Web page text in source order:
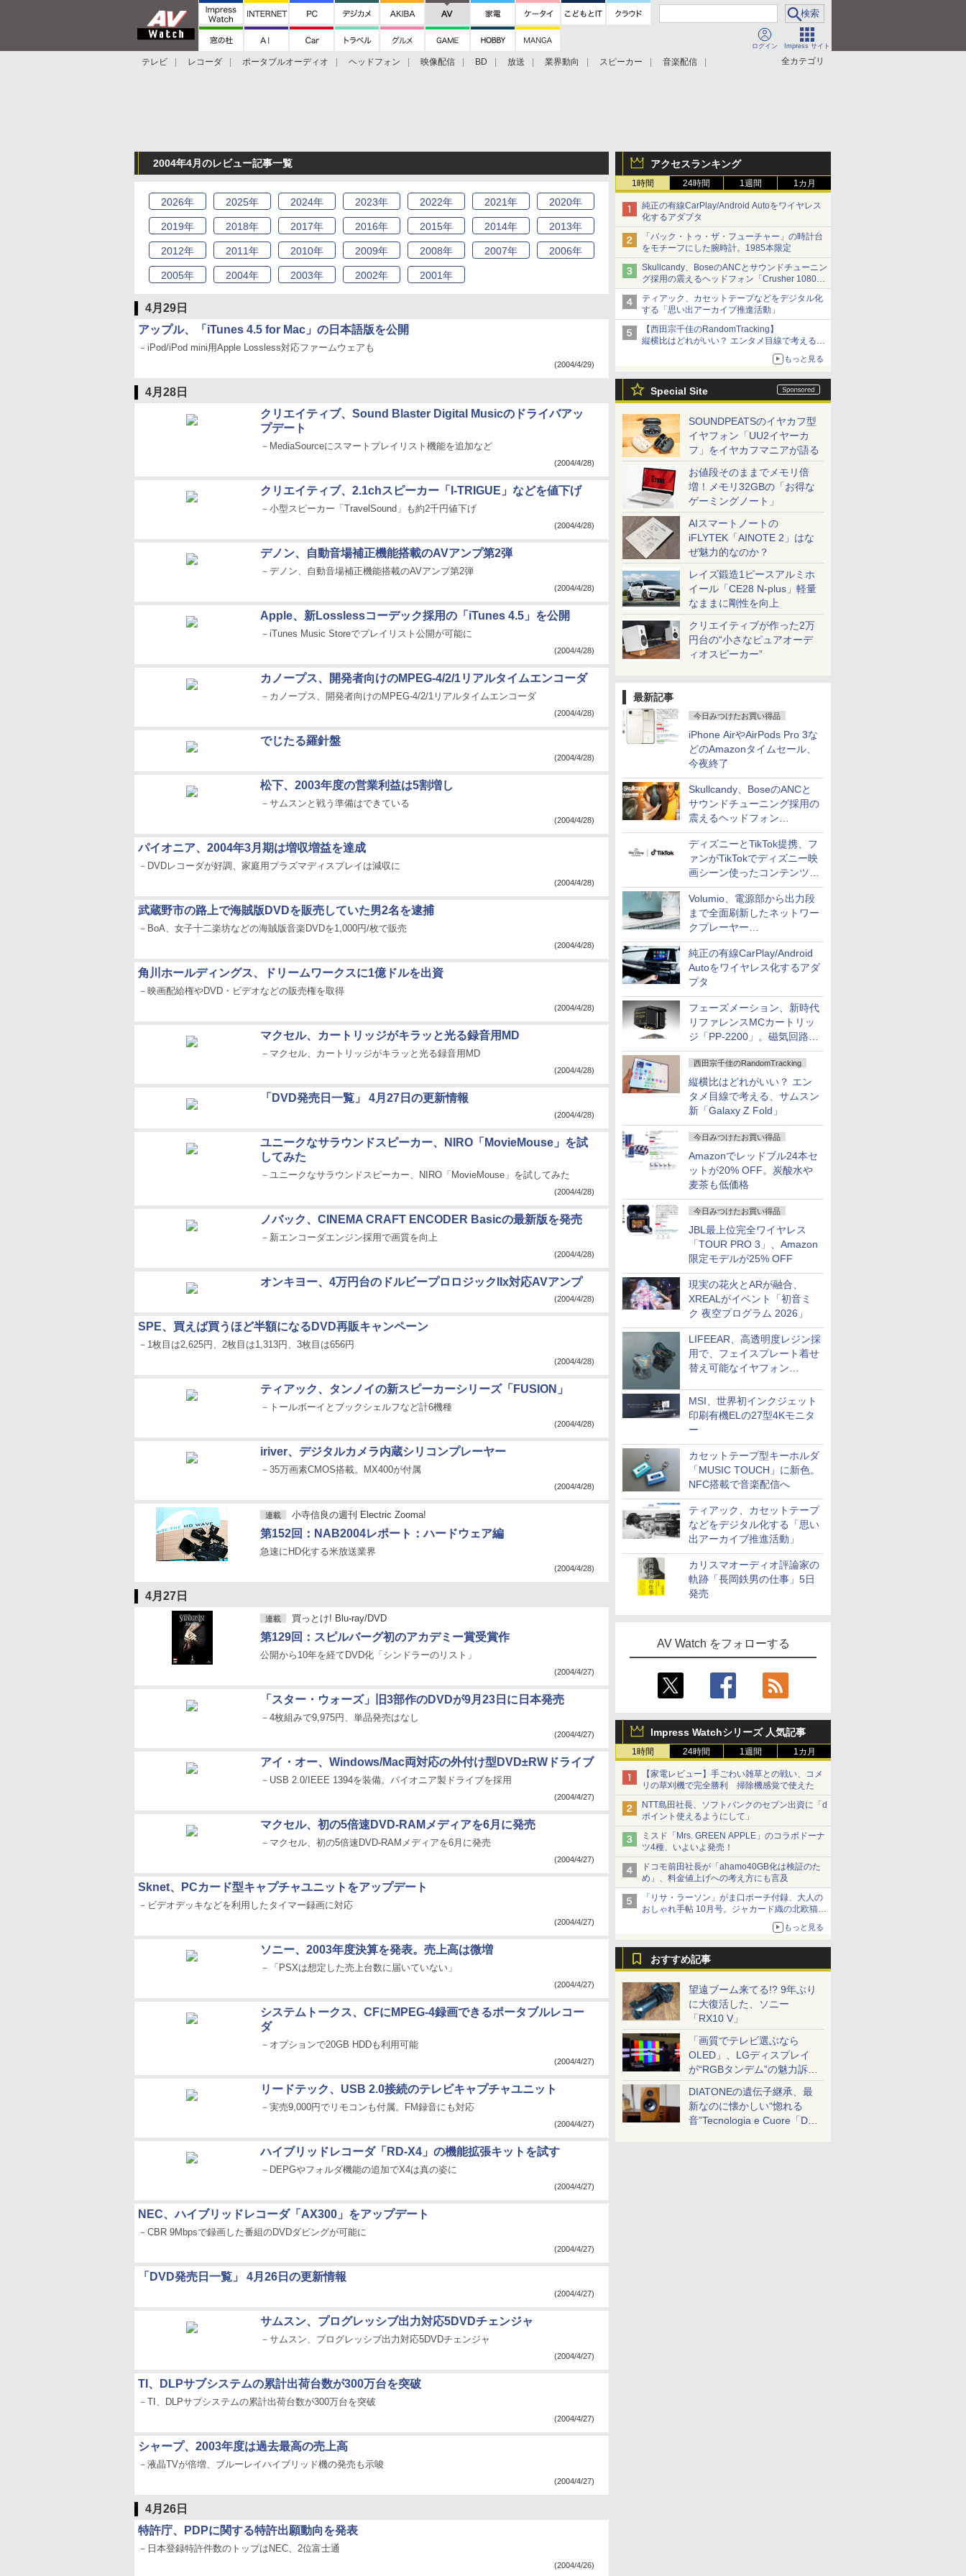
ログイン Impress サイト
全カテゴリ
テレビ レコーダ ポータブルオーディオ ヘッドフォン 映像配信 BD 放送 業界動向 スピーカー
音楽配信
アクセスランキング
1時間 24時間 1週間 1カ月
純正の有線CarPlay/Android Autoをワイヤレス
化するアダプタ
「バック・トゥ・ザ・フューチャー」の時計台
をモチーフにした腕時計。1985本限定
Skullcandy、BoseのANCとサウンドチューニン
グ採用の震えるヘッドフォン「Crusher 1080
ANC」
ティアック、カセットテープなどをデジタル化
する「思い出アーカイブ推進活動」
【西田宗千佳のRandomTracking】
縦横比はどれがいい？ エンタメ目線で考える、
もっと見る
Special Site
SOUNDPEATSのイヤカフ型
イヤフォン「UU2イヤーカ
フ」をイヤカフマニアが語る
お値段そのままでメモリ倍
増！メモリ32GBの「お得な
ゲーミングノート」
AIスマートノートの
iFLYTEK「AINOTE 2」はな
ぜ魅力的なのか？
レイズ鍛造1ピースアルミホ
イール「CE28 N-plus」軽量
なままに剛性を向上
クリエイティブが作った2万
円台の“小さなピュアオーデ
ィオスピーカー”
最新記事
今日みつけたお買い得品
iPhone AirやAirPods Pro 3な
どのAmazonタイムセール、
今夜終了
Skullcandy、BoseのANCと
サウンドチューニング採用の
震えるヘッドフォン
「Crusher 1080 ANC」
ディズニーとTikTok提携、フ
ァンがTikTokでディズニー映
画シーン使ったコンテンツ制
作、Disney+にも配信
Volumio、電源部から出力段
まで全面刷新したネットワー
クプレーヤー
「Primo（2026）」
純正の有線CarPlay/Android
Autoをワイヤレス化するアダ
プタ
フェーズメーション、新時代
リファレンスMCカートリッ
ジ「PP-2200」。磁気回路や
ハウジングを根本から見直し
西田宗千佳のRandomTracking
縦横比はどれがいい？ エン
タメ目線で考える、サムスン
新「Galaxy Z Fold」
今日みつけたお買い得品
Amazonでレッドブル24本セ
ットが20% OFF。炭酸水や
麦茶も低価格
今日みつけたお買い得品
JBL最上位完全ワイヤレス
「TOUR PRO 3」、Amazon
限定モデルが25% OFF
現実の花火とARが融合、
XREALがイベント「初音ミ
ク 夜空プログラム 2026」
LIFEEAR、高透明度レジン採
用で、フェイスプレート着せ
替え可能なイヤフォン
MSI、世界初インクジェット
印刷有機ELの27型4Kモニタ
ー
カセットテープ型キーホルダ
「MUSIC TOUCH」に新色。
NFC搭載で音楽配信へ
ティアック、カセットテープ
などをデジタル化する「思い
出アーカイブ推進活動」
カリスマオーディオ評論家の
軌跡「長岡鉄男の仕事」5日
発売
AV Watch をフォローする
Impress Watchシリーズ 人気記事
1時間 24時間 1週間 1カ月
【家電レビュー】手ごわい雑草との戦い、コメ
リの草刈機で完全勝利 掃除機感覚で使えた
NTT島田社長、ソフトバンクのセブン出資に「d
ポイント使えるようにして」
ミスド「Mrs. GREEN APPLE」のコラボドーナ
ツ4種、いよいよ発売！
ドコモ前田社長が「ahamo40GB化は検証のた
め」、料金値上げへの考え方にも言及
「リサ・ラーソン」がま口ポーチ付録、大人の
おしゃれ手帖 10月号。ジャカード織の北欧猫デ
もっと見る
おすすめ記事
望遠ブーム来てる!? 9年ぶり
に大復活した、ソニー
「RX10 V」
「画質でテレビ選ぶなら
OLED」、LGディスプレイ
が“RGBタンデム”の魅力訴
求。液晶とのガチ比較も
DIATONEの遺伝子継承、最
新なのに懐かしい“惚れる
音”Tecnologia e Cuore「DS-
2004年4月のレビュー記事一覧
2026年 2025年 2024年 2023年 2022年 2021年 2020年
2019年 2018年 2017年 2016年 2015年 2014年 2013年
2012年 2011年 2010年 2009年 2008年 2007年 2006年
2005年 2004年 2003年 2002年 2001年
4月29日
アップル、「iTunes 4.5 for Mac」の日本語版を公開
－iPod/iPod mini用Apple Lossless対応ファームウェアも
(2004/4/29)
4月28日
クリエイティブ、Sound Blaster Digital Musicのドライバアッ
プデート
－MediaSourceにスマートプレイリスト機能を追加など
(2004/4/28)
クリエイティブ、2.1chスピーカー「I-TRIGUE」などを値下げ
－小型スピーカー「TravelSound」も約2千円値下げ
(2004/4/28)
デノン、自動音場補正機能搭載のAVアンプ第2弾
－デノン、自動音場補正機能搭載のAVアンプ第2弾
(2004/4/28)
Apple、新Losslessコーデック採用の「iTunes 4.5」を公開
－iTunes Music Storeでプレイリスト公開が可能に
(2004/4/28)
カノープス、開発者向けのMPEG-4/2/1リアルタイムエンコーダ
－カノープス、開発者向けのMPEG-4/2/1リアルタイムエンコーダ
(2004/4/28)
でじたる羅針盤
(2004/4/28)
松下、2003年度の営業利益は5割増し
－サムスンと戦う準備はできている
(2004/4/28)
パイオニア、2004年3月期は増収増益を達成
－DVDレコーダが好調、家庭用プラズマディスプレイは減収に
(2004/4/28)
武蔵野市の路上で海賊版DVDを販売していた男2名を逮捕
－BoA、女子十二楽坊などの海賊版音楽DVDを1,000円/枚で販売
(2004/4/28)
角川ホールディングス、ドリームワークスに1億ドルを出資
－映画配給権やDVD・ビデオなどの販売権を取得
(2004/4/28)
マクセル、カートリッジがキラッと光る録音用MD
－マクセル、カートリッジがキラッと光る録音用MD
(2004/4/28)
「DVD発売日一覧」 4月27日の更新情報
(2004/4/28)
ユニークなサラウンドスピーカー、NIRO「MovieMouse」を試
してみた
－ユニークなサラウンドスピーカー、NIRO「MovieMouse」を試してみた
(2004/4/28)
ノバック、CINEMA CRAFT ENCODER Basicの最新版を発売
－新エンコーダエンジン採用で画質を向上
(2004/4/28)
オンキヨー、4万円台のドルビープロロジックIIx対応AVアンプ
(2004/4/28)
SPE、買えば買うほど半額になるDVD再販キャンペーン
－1枚目は2,625円、2枚目は1,313円、3枚目は656円
(2004/4/28)
ティアック、タンノイの新スピーカーシリーズ「FUSION」
－トールボーイとブックシェルフなど計6機種
(2004/4/28)
iriver、デジタルカメラ内蔵シリコンプレーヤー
－35万画素CMOS搭載。MX400が付属
(2004/4/28)
連載 小寺信良の週刊 Electric Zooma!
第152回：NAB2004レポート：ハードウェア編
急速にHD化する米放送業界
(2004/4/28)
4月27日
連載 買っとけ! Blu-ray/DVD
第129回：スピルバーグ初のアカデミー賞受賞作
公開から10年を経てDVD化「シンドラーのリスト」
(2004/4/27)
「スター・ウォーズ」旧3部作のDVDが9月23日に日本発売
－4枚組みで9,975円、単品発売はなし
(2004/4/27)
アイ・オー、Windows/Mac両対応の外付け型DVD±RWドライブ
－USB 2.0/IEEE 1394を装備。パイオニア製ドライブを採用
(2004/4/27)
マクセル、初の5倍速DVD-RAMメディアを6月に発売
－マクセル、初の5倍速DVD-RAMメディアを6月に発売
(2004/4/27)
Sknet、PCカード型キャプチャユニットをアップデート
－ビデオデッキなどを利用したタイマー録画に対応
(2004/4/27)
ソニー、2003年度決算を発表。売上高は微増
－「PSXは想定した売上台数に届いていない」
(2004/4/27)
システムトークス、CFにMPEG-4録画できるポータブルレコー
ダ
－オプションで20GB HDDも利用可能
(2004/4/27)
リードテック、USB 2.0接続のテレビキャプチャユニット
－実売9,000円でリモコンも付属。FM録音にも対応
(2004/4/27)
ハイブリッドレコーダ「RD-X4」の機能拡張キットを試す
－DEPGやフォルダ機能の追加でX4は真の姿に
(2004/4/27)
NEC、ハイブリッドレコーダ「AX300」をアップデート
－CBR 9Mbpsで録画した番組のDVDダビングが可能に
(2004/4/27)
「DVD発売日一覧」 4月26日の更新情報
(2004/4/27)
サムスン、プログレッシブ出力対応5DVDチェンジャ
－サムスン、プログレッシブ出力対応5DVDチェンジャ
(2004/4/27)
TI、DLPサブシステムの累計出荷台数が300万台を突破
－TI、DLPサブシステムの累計出荷台数が300万台を突破
(2004/4/27)
シャープ、2003年度は過去最高の売上高
－液晶TVが倍増、ブルーレイハイブリッド機の発売も示唆
(2004/4/27)
4月26日
特許庁、PDPに関する特許出願動向を発表
－日本登録特許件数のトップはNEC、2位富士通
(2004/4/26)